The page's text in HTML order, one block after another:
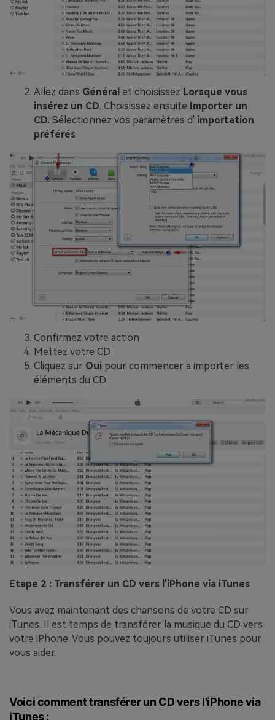
Allez dans Général et choisissez Lorsque vous
insérez un CD . Choisissez ensuite Importer un
CD. Sélectionnez vos paramètres d' importation
préférés
Confirmez votre action
Mettez votre CD
Cliquez sur Oui pour commencer à importer les
éléments du CD.
Etape 2 : Transférer un CD vers l'iPhone via iTunes
Vous avez maintenant des chansons de votre CD sur
iTunes. Il est temps de transférer la musique du CD vers
votre iPhone. Vous pouvez toujours utiliser iTunes pour
vous aider.
Voici comment transférer un CD vers l'iPhone via
iTunes :